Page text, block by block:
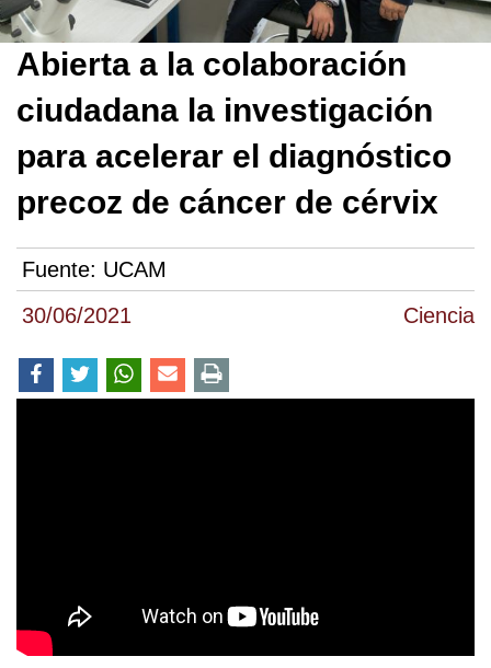
30/06/2021 Ciencia
Abierta a la colaboración
ciudadana la investigación
para acelerar el diagnóstico
precoz de cáncer de cérvix
Fuente: UCAM